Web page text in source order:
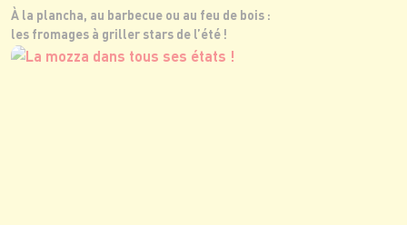
À la plancha, au barbecue ou au feu de bois :
les fromages à griller stars de l’été !